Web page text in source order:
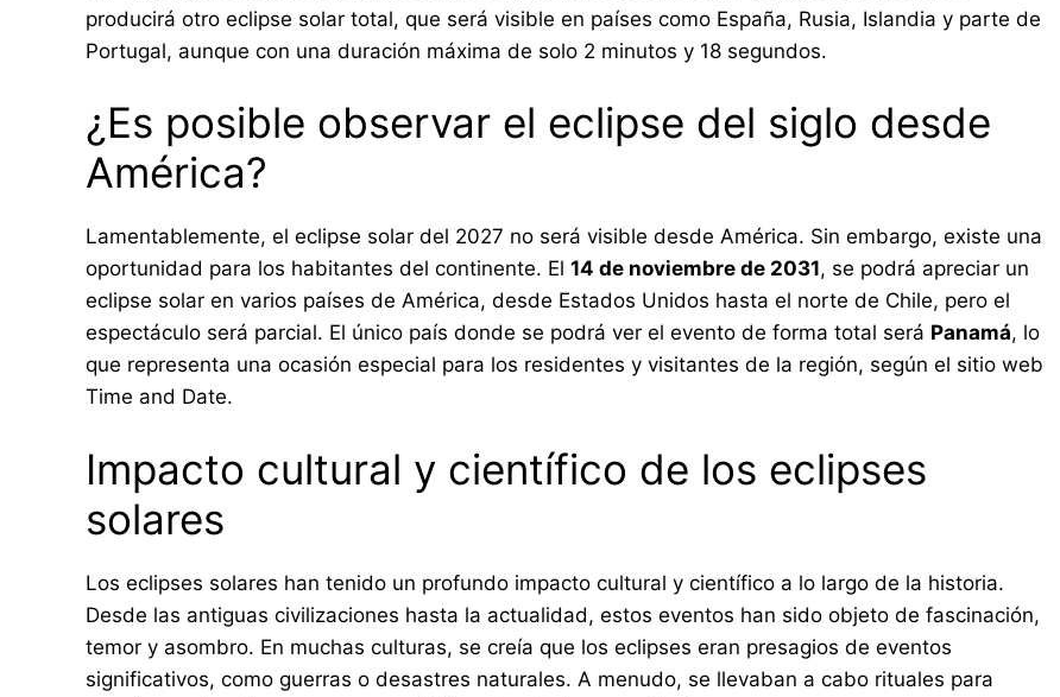
producirá otro eclipse solar total, que será visible en países como España, Rusia, Islandia y parte de
Portugal, aunque con una duración máxima de solo 2 minutos y 18 segundos.
¿Es posible observar el eclipse del siglo desde
América?
Lamentablemente, el eclipse solar del 2027 no será visible desde América. Sin embargo, existe una
oportunidad para los habitantes del continente. El 14 de noviembre de 2031, se podrá apreciar un
eclipse solar en varios países de América, desde Estados Unidos hasta el norte de Chile, pero el
espectáculo será parcial. El único país donde se podrá ver el evento de forma total será Panamá, lo
que representa una ocasión especial para los residentes y visitantes de la región, según el sitio web
Time and Date.
Impacto cultural y científico de los eclipses
solares
Los eclipses solares han tenido un profundo impacto cultural y científico a lo largo de la historia.
Desde las antiguas civilizaciones hasta la actualidad, estos eventos han sido objeto de fascinación,
temor y asombro. En muchas culturas, se creía que los eclipses eran presagios de eventos
significativos, como guerras o desastres naturales. A menudo, se llevaban a cabo rituales para